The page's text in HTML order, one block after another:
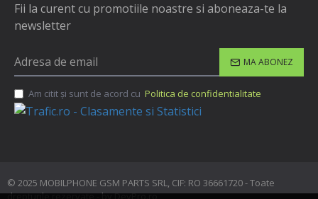
Fii la curent cu promotiile noastre si aboneaza-te la
newsletter
MA ABONEZ
Am citit şi sunt de acord cu Politica de confidentialitate
© 2025 MOBILPHONE GSM PARTS SRL, CIF: RO 36661720 - Toate
drepturile rezervate - by DevPro.ro